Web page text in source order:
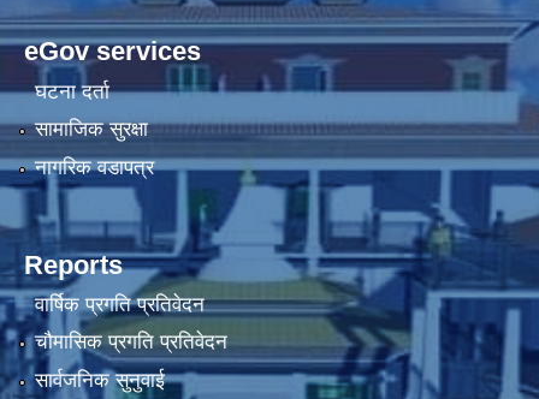
eGov services
घटना दर्ता
सामाजिक सुरक्षा
नागरिक वडापत्र
Reports
वार्षिक प्रगति प्रतिवेदन
चौमासिक प्रगति प्रतिवेदन
सार्वजनिक सुनुवाई